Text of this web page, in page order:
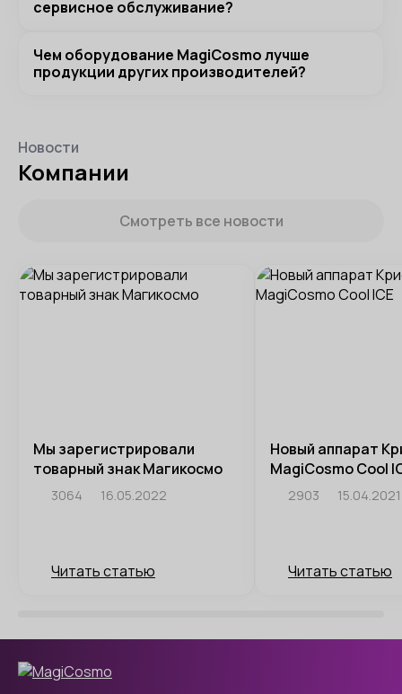
сервисное обслуживание?
Чем оборудование MagiCosmo лучше
продукции других производителей?
Новости
Компании
Смотреть все новости
Мы зарегистрировали
товарный знак Магикосмо
3064 16.05.2022
Читать статью
Новый аппарат
MagiCosmo Cool
2903 15.04.2021
Читать статью